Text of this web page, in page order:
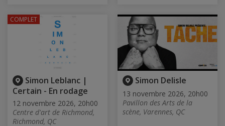
Simon Leblanc |
Certain - En rodage
12 novembre 2026, 20h00
Centre d'art de Richmond,
Richmond, QC
COMPLET
Simon Delisle
13 novembre 2026, 20h00
Pavillon des Arts de la
scène, Varennes, QC